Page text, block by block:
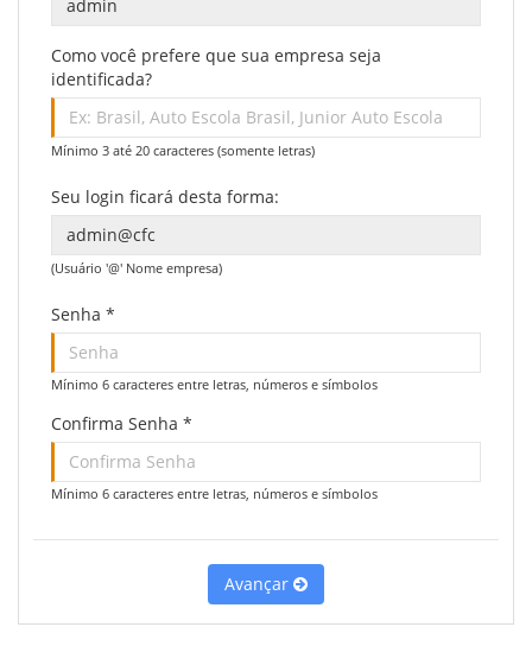
Como você prefere que sua empresa seja
identificada?
Mínimo 3 até 20 caracteres (somente letras)
Seu login ficará desta forma:
(Usuário '@' Nome empresa)
Senha *
Mínimo 6 caracteres entre letras, números e símbolos
Confirma Senha *
Mínimo 6 caracteres entre letras, números e símbolos
Avançar